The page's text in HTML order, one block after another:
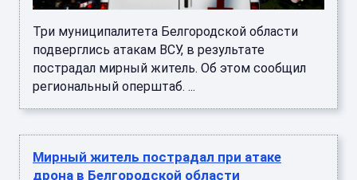
Три муниципалитета Белгородской области
подверглись атакам ВСУ, в результате
пострадал мирный житель. Об этом сообщил
региональный оперштаб. ...
Мирный житель пострадал при атаке
дрона в Белгородской области